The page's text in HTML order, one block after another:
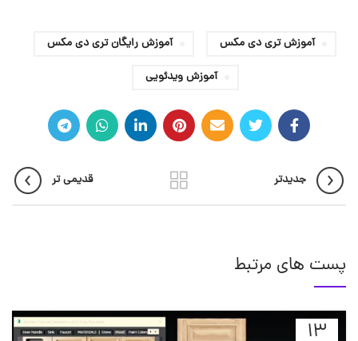
آموزش تری دی مکس
آموزش رایگان تری دی مکس
آموزش ویدئویی
جدیدتر قدیمی تر
پست های مرتبط
13